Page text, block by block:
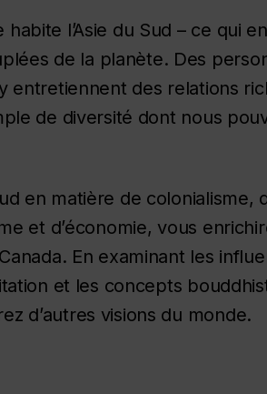
l’Asie du Sud – ce qui
de la planète. Des
entretiennent des relations
de diversité dont nous
en matière de
et d’économie, vous
En examinant les
et les concepts
d’autres visions du monde.